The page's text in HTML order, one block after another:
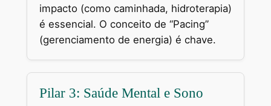
impacto (como caminhada, hidroterapia)
é essencial. O conceito de “Pacing”
(gerenciamento de energia) é chave.
Pilar 3: Saúde Mental e Sono